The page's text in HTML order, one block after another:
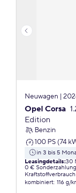
Neuwagen |
Opel Corsa
Edition
Benzin
100 PS (74
in 3 bis 5
Leasingdetails:30
0 € Sonderzahlung
kombiniert: 116 g/